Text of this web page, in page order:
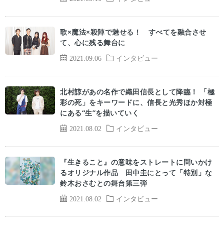
2021.09.06 インタビュー
歌×魔法×殺陣で魅せる！ すべてを融合させ
て、心に残る舞台に
2021.08.02 インタビュー
北村諒があの名作で織田信長として降臨！ 「極
彩の死」をキーワードに、信長と光秀ほか対極
にある“生”を描いていく
2021.08.02 インタビュー
『生きること』の意味をストレートに問いかけ
るオリジナル作品 田中圭にとって「特別」な
鈴木おさむとの舞台第三弾